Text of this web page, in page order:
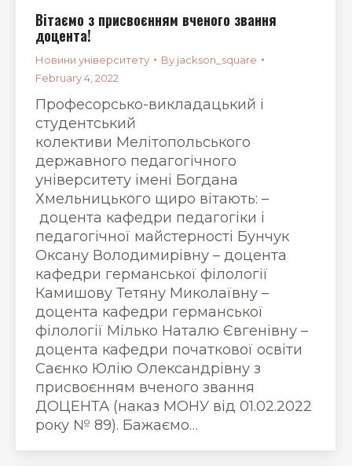
Вітаємо з присвоєнням вченого звання
доцента!
Новини університету By jackson_square
February 4, 2022
Професорсько-викладацький і
студентський
колективи Мелітопольського
державного педагогічного
університету імені Богдана
Хмельницького щиро вітають: –
доцента кафедри педагогіки і
педагогічної майстерності Бунчук
Оксану Володимирівну – доцента
кафедри германської філології
Камишову Тетяну Миколаївну –
доцента кафедри германської
філології Мілько Наталю Євгенівну –
доцента кафедри початкової освіти
Саєнко Юлію Олександрівну з
присвоєнням вченого звання
ДОЦЕНТА (наказ МОНУ від 01.02.2022
року № 89). Бажаємо…